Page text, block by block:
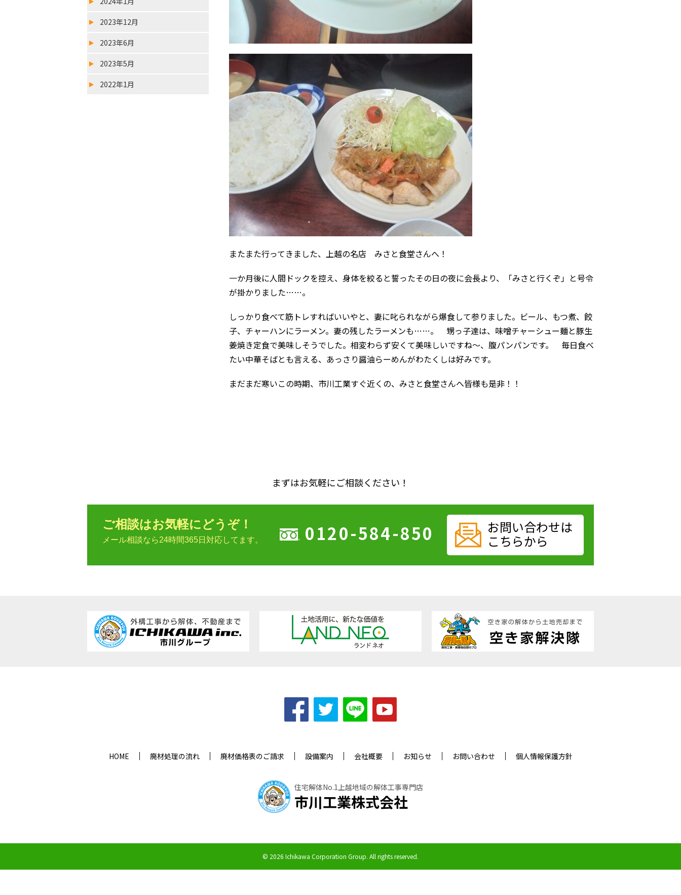
またまた行ってきました、上越の名店 みさと食堂さんへ！
一か月後に人間ドックを控え、身体を絞ると誓ったその日の夜に会長より、「みさと行くぞ」と号令
が掛かりました……。
しっかり食べて筋トレすればいいやと、妻に叱られながら爆食して参りました。ビール、もつ煮、餃
子、チャーハンにラーメン。妻の残したラーメンも……。 甥っ子達は、味噌チャーシュー麺と豚生
姜焼き定食で美味しそうでした。相変わらず安くて美味しいですね～、腹パンパンです。 毎日食べ
たい中華そばとも言える、あっさり醤油らーめんがわたくしは好みです。
まだまだ寒いこの時期、市川工業すぐ近くの、みさと食堂さんへ皆様も是非！！
2023年12月
2023年6月
2023年5月
2022年1月
まずはお気軽にご相談ください！
ご相談はお気軽にどうぞ！
メール相談なら24時間365日対応してます。 0120-584-850
お問い合わせは
こちらから
HOME 廃材処理の流れ 廃材価格表のご請求 設備案内 会社概要 お知らせ お問い合わせ 個人情報保護方針
住宅解体No.1上越地域の解体工事専門店
市川工業株式会社
© 2026 Ichikawa Corporation Group. All rights reserved.